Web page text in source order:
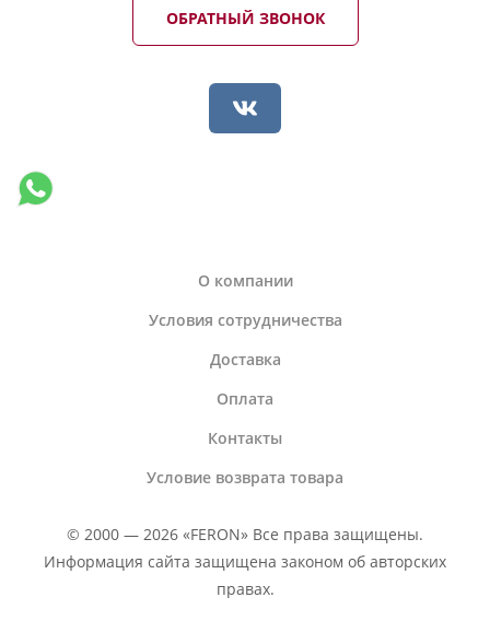
ОБРАТНЫЙ ЗВОНОК
О компании
Условия сотрудничества
Доставка
Оплата
Контакты
Условие возврата товара
© 2000 — 2026 «FERON» Все права защищены.
Информация сайта защищена законом об авторских
правах.